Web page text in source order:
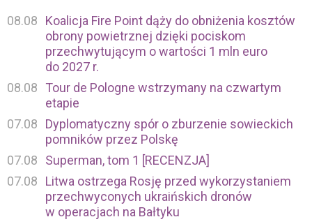
08.08
Koalicja Fire Point dąży do obniżenia kosztów
obrony powietrznej dzięki pociskom
przechwytującym o wartości 1 mln euro
do 2027 r.
08.08
Tour de Pologne wstrzymany na czwartym
etapie
07.08
Dyplomatyczny spór o zburzenie sowieckich
pomników przez Polskę
07.08
Superman, tom 1 [RECENZJA]
07.08
Litwa ostrzega Rosję przed wykorzystaniem
przechwyconych ukraińskich dronów
w operacjach na Bałtyku